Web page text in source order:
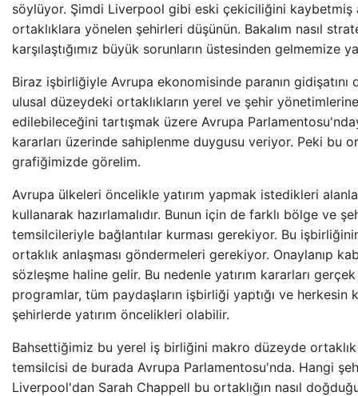
söylüyor. Şimdi Liverpool gibi eski çekiciliğini
ortaklıklara yönelen şehirleri düşünün. Bakalım nasıl
karşılaştığımız büyük sorunların üstesinden gelmemize
Biraz işbirliğiyle Avrupa ekonomisinde paranın
ulusal düzeydeki ortaklıkların yerel ve şehir
edilebileceğini tartışmak üzere Avrupa
kararları üzerinde sahiplenme duygusu veriyor. Peki bu
grafiğimizde görelim.
Avrupa ülkeleri öncelikle yatırım yapmak istedikleri
kullanarak hazırlamalıdır. Bunun için de farklı bölge ve
temsilcileriyle bağlantılar kurması gerekiyor. Bu
ortaklık anlaşması göndermeleri gerekiyor. Onaylanıp
sözleşme haline gelir. Bu nedenle yatırım kararları
programlar, tüm paydaşların işbirliği yaptığı ve
şehirlerde yatırım öncelikleri olabilir.
Bahsettiğimiz bu yerel iş birliğini makro düzeyde
temsilcisi de burada Avrupa Parlamentosu'nda. Hangi
Liverpool'dan Sarah Chappell bu ortaklığın nasıl